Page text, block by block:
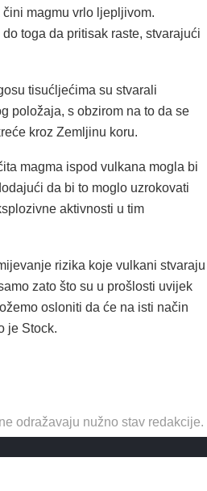
magmu vrlo ljepljivom.
toga da pritisak raste, stvarajući
tisućljećima su stvarali
položaja, s obzirom na to da se
kroz Zemljinu koru.
magma ispod vulkana mogla bi
da bi to moglo uzrokovati
aktivnosti u tim
rizika koje vulkani stvaraju
zato što su u prošlosti uvijek
osloniti da će na isti način
je Stock.
odražavaju nužno stav redakcije.